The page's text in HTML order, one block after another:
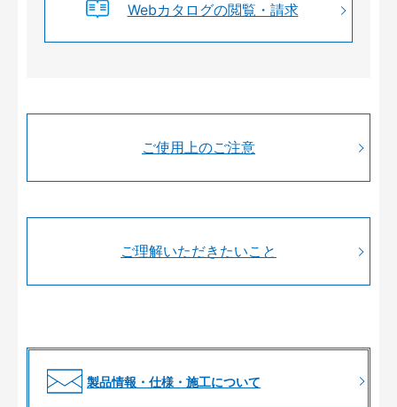
Webカタログの閲覧・請求
ご使用上のご注意
ご理解いただきたいこと
製品情報・仕様・施工について